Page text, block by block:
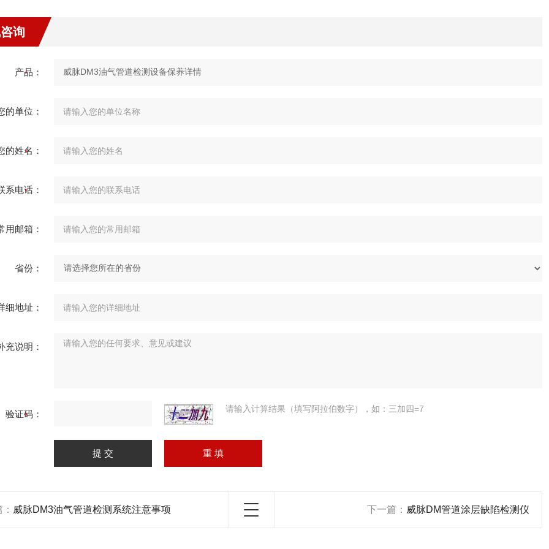
询
产品：
的单位：
的姓名：
系电话：
用邮箱：
省份：
细地址：
充说明：
验证码： 请输入计算结果（填写阿拉伯数字），如：三加四=7
威脉DM3油气管道检测系统注意事项 下一篇： 威脉DM管道涂层缺陷检测仪